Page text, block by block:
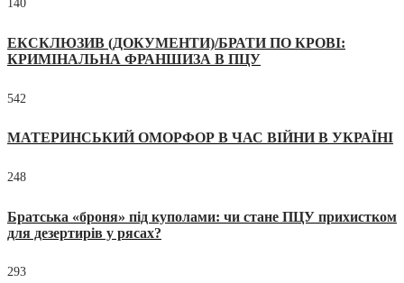
140
ЕКСКЛЮЗИВ (ДОКУМЕНТИ)/БРАТИ ПО КРОВІ:
КРИМІНАЛЬНА ФРАНШИЗА В ПЦУ
542
МАТЕРИНСЬКИЙ ОМОРФОР В ЧАС ВІЙНИ В УКРАЇНІ
248
Братська «броня» під куполами: чи стане ПЦУ прихистком
для дезертирів у рясах?
293